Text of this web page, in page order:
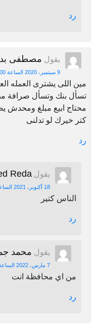
رد
يقول مصطفى
9 سبتمبر، 2020 الساعة 7:00 م
مين اللى يشترى العمله
تسأل بنك وتسأل صرافة
محتاج ابيع مبلغ ومحدش
كتر خيرك لو تدلنى
رد
يقول Reda
18 أكتوبر، 2021 الساعة 8:56 ص
الناس كتير
رد
يقول محمد
7 مارس، 2022 الساعة 7:26 م
من اي محافظة انت
رد